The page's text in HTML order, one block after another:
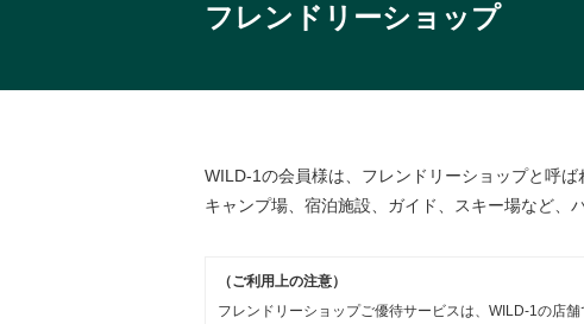
フレンドリーショップ
WILD-1の会員様は、フレンドリーショップと呼
キャンプ場、宿泊施設、ガイド、スキー場など、
（ご利用上の注意）
フレンドリーショップご優待サービスは、WILD-1の店